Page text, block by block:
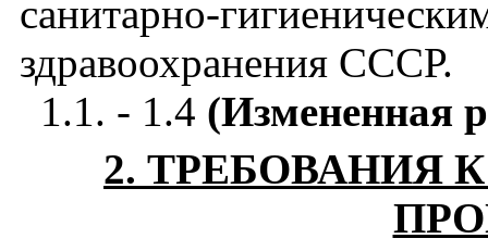
санитарно-
здравоохранения СССР.
1.1. - 1.4 (Измененная
2. ТРЕБОВАНИЯ